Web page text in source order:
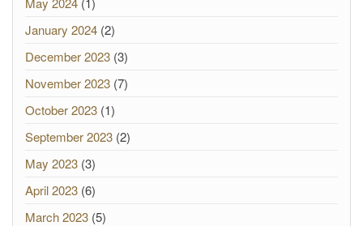
January 2024 (2)
December 2023 (3)
November 2023 (7)
October 2023 (1)
September 2023 (2)
May 2023 (3)
April 2023 (6)
March 2023 (5)